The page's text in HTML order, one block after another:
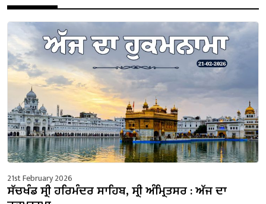
21st February 2026
ਸੱਚਖੰਡ ਸ੍ਰੀ ਹਰਿਮੰਦਰ ਸਾਹਿਬ, ਸ੍ਰੀ ਅੰਮ੍ਰਿਤਸਰ : ਅੱਜ ਦਾ